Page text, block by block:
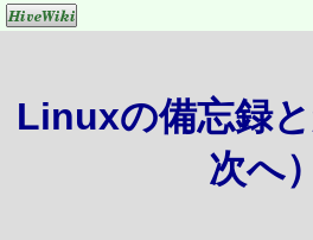
Linuxの備忘録
次へ）